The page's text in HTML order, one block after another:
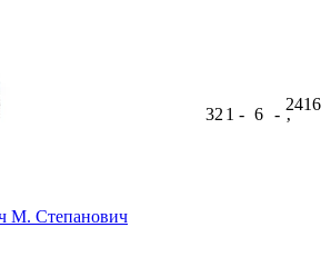
М. Степанович
32 1 - 6 -
2416
ʼ